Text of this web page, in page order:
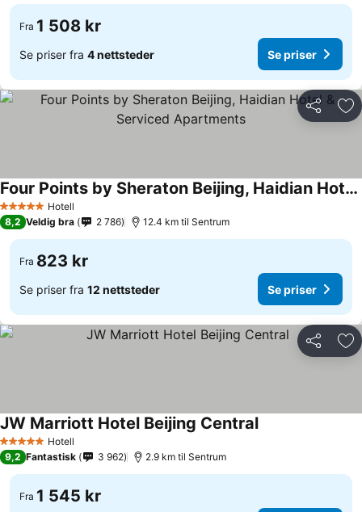
Fra 1 508 kr
Se priser fra 4 nettsteder Se priser
Del
5 Stjerner Hotell
Four Points by Sheraton Beijing, Haidian Hotel & Serviced Apartments
Se priser
8,2 Veldig bra 2 786 12.4 km til Sentrum
Fra 823 kr
Se priser fra 12 nettsteder Se priser
Del
5 Stjerner Hotell
JW Marriott Hotel Beijing CentralSe priser
9,2 Fantastisk 3 962 2.9 km til Sentrum
Fra 1 545 kr